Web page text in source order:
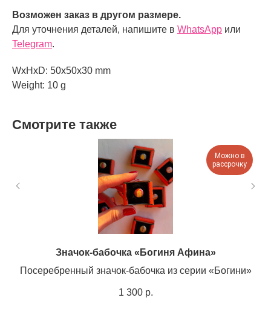
Возможен заказ в другом размере.
Для уточнения деталей, напишите в WhatsApp или
Telegram.
WxHxD: 50x50x30 mm
Weight: 10 g
Смотрите также
Можно в
рассрочку
Значок-бабочка «Богиня Афина»
Посеребренный значок-бабочка из серии «Богини»
1 300 р.